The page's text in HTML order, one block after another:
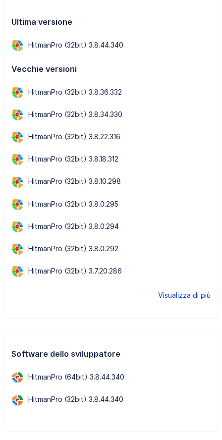
Ultima versione
HitmanPro (32bit) 3.8.44.340
Vecchie versioni
HitmanPro (32bit) 3.8.36.332
HitmanPro (32bit) 3.8.34.330
HitmanPro (32bit) 3.8.22.316
HitmanPro (32bit) 3.8.18.312
HitmanPro (32bit) 3.8.10.298
HitmanPro (32bit) 3.8.0.295
HitmanPro (32bit) 3.8.0.294
HitmanPro (32bit) 3.8.0.292
HitmanPro (32bit) 3.7.20.286
Visualizza di più
Software dello sviluppatore
HitmanPro (64bit) 3.8.44.340
HitmanPro (32bit) 3.8.44.340